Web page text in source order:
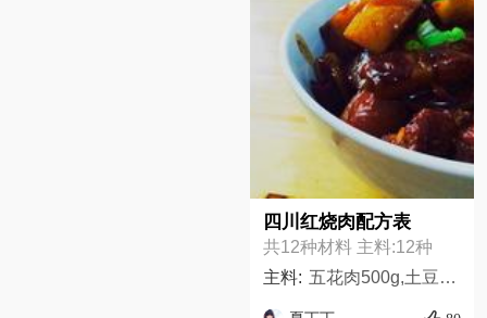
四川红烧肉配方表
共12种材料 主料:12种
主料: 五花肉500g,土豆500g,豆瓣酱一小勺,干花椒一小把,干辣椒七八根,八角1个,香叶五六片,冰糖5颗,料酒,老抽,生抽,姜蒜,